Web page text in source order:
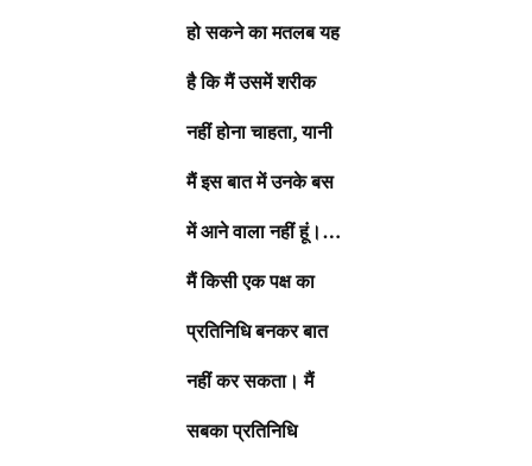
हो सकने का मतलब यह
है कि मैं उसमें शरीक
नहीं होना चाहता, यानी
मैं इस बात में उनके बस
में आने वाला नहीं हूं।…
मैं किसी एक पक्ष का
प्रतिनिधि बनकर बात
नहीं कर सकता। मैं
सबका प्रतिनिधि